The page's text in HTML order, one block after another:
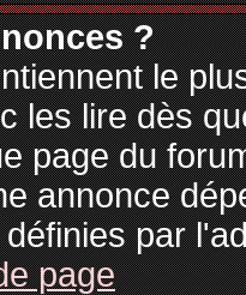
?
le
les lire dès
page du
annonce
par
page